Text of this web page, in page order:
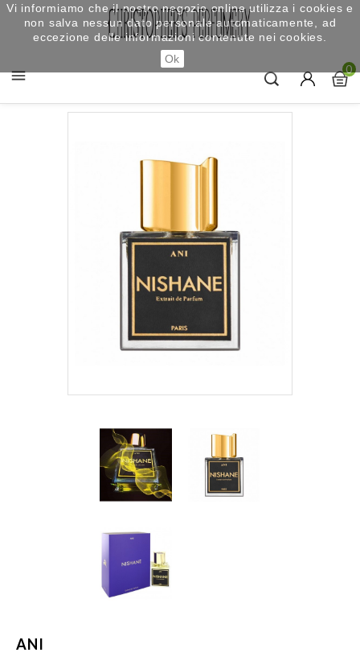
 0
ANI
Vi informiamo che il nostro negozio online utilizza i cookies e
non salva nessun dato personale automaticamente, ad
eccezione delle informazioni contenute nei cookies.
Ok